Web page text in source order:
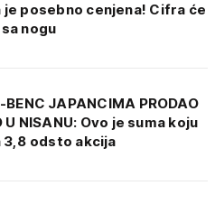
je posebno cenjena! Cifra će
nogu
BENC JAPANCIMA PRODAO
U NISANU: Ovo je suma koju
3,8 odsto akcija